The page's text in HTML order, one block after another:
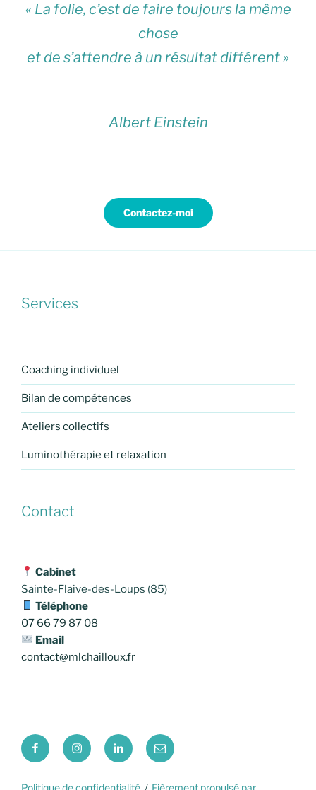
« La folie, c’est de faire toujours la même
chose
et de s’attendre à un résultat différent »
Albert Einstein
Contactez-moi
Services
Coaching individuel
Bilan de compétences
Ateliers collectifs
Luminothérapie et relaxation
Contact
Cabinet
Sainte-Flaive-des-Loups (85)
Téléphone
07 66 79 87 08
Email
contact@mlchailloux.fr
FacebookInstagramLinkedInE-
mail